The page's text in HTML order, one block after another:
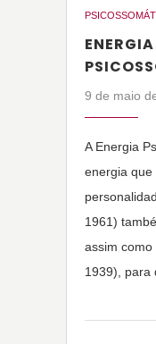
9 de maio
A Energia
energia que
1961)
assim
1939), para